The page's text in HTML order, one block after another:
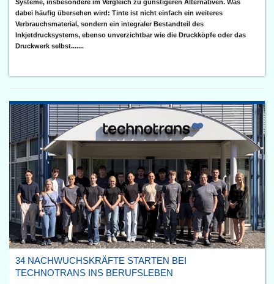
Systeme, insbesondere im Vergleich zu günstigeren Alternativen. Was
dabei häufig übersehen wird: Tinte ist nicht einfach ein weiteres
Verbrauchsmaterial, sondern ein integraler Bestandteil des
Inkjetdrucksystems, ebenso unverzichtbar wie die Druckköpfe oder das
Druckwerk selbst.......
34 NACHWUCHSKRÄFTE STARTEN BEI
TECHNOTRANS INS BERUFSLEBEN